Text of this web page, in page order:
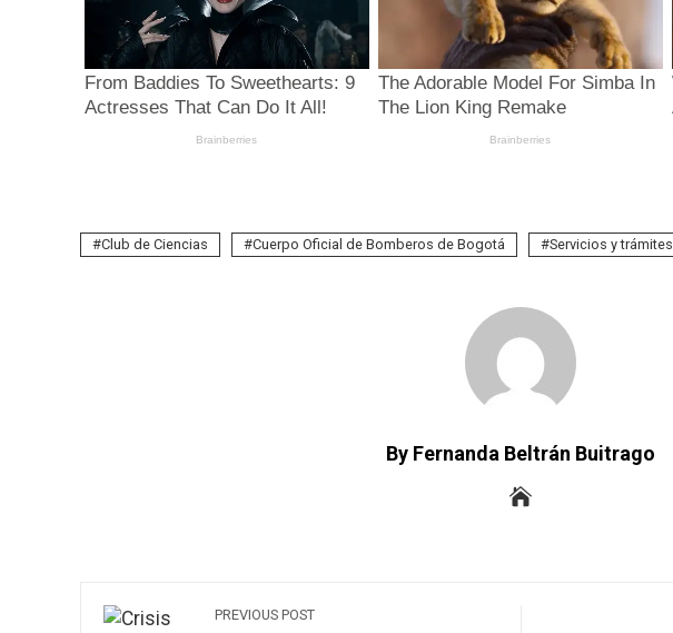
Club de Ciencias Cuerpo Oficial de Bomberos de Bogotá Servicios y trámites
By Fernanda Beltrán Buitrago
PREVIOUS POST